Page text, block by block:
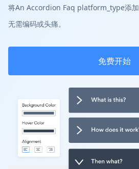
将An Accordion Faq platform_type添加
无需编码或头痛。
免费开始